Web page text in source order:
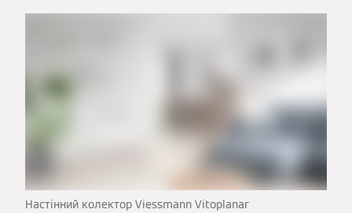
Настінний колектор Viessmann Vitoplanar